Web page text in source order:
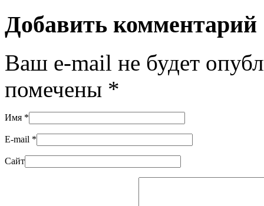
Добавить комментарий
Ваш e-mail не будет
помечены *
Имя *
E-mail *
Сайт